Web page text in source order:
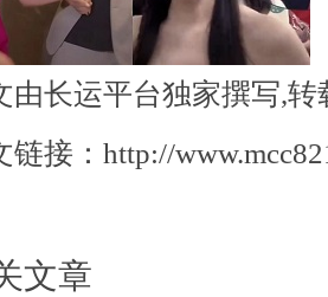
由长运平台独家撰写,转
链接：http://
文章